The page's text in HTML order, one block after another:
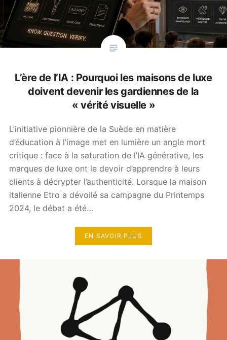
L’ère de l’IA : Pourquoi les maisons de luxe
doivent devenir les gardiennes de la
« vérité visuelle »
L’initiative pionnière de la Suède en matière
d’éducation à l’image met en lumière un angle mort
critique : face à la saturation de l’IA générative, les
marques de luxe ont le devoir d’apprendre à leurs
clients à décrypter l’authenticité. Lorsque la maison
italienne Etro a dévoilé sa campagne du Printemps
2024, le débat a été…
EN SAVOIR PLUS